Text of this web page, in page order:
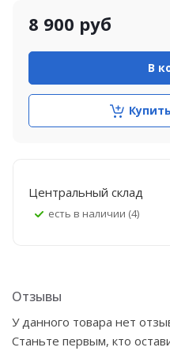
8 900 руб
В
Центральный склад
Есть в наличии (4)
Отзывы
У данного товара нет
Станьте первым, кто